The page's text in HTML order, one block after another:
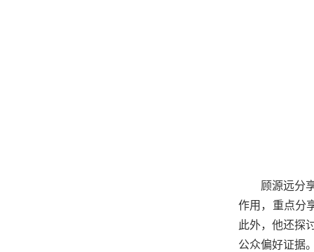
顾源远分
作用，重点分
此外，他还探
公众偏好证据